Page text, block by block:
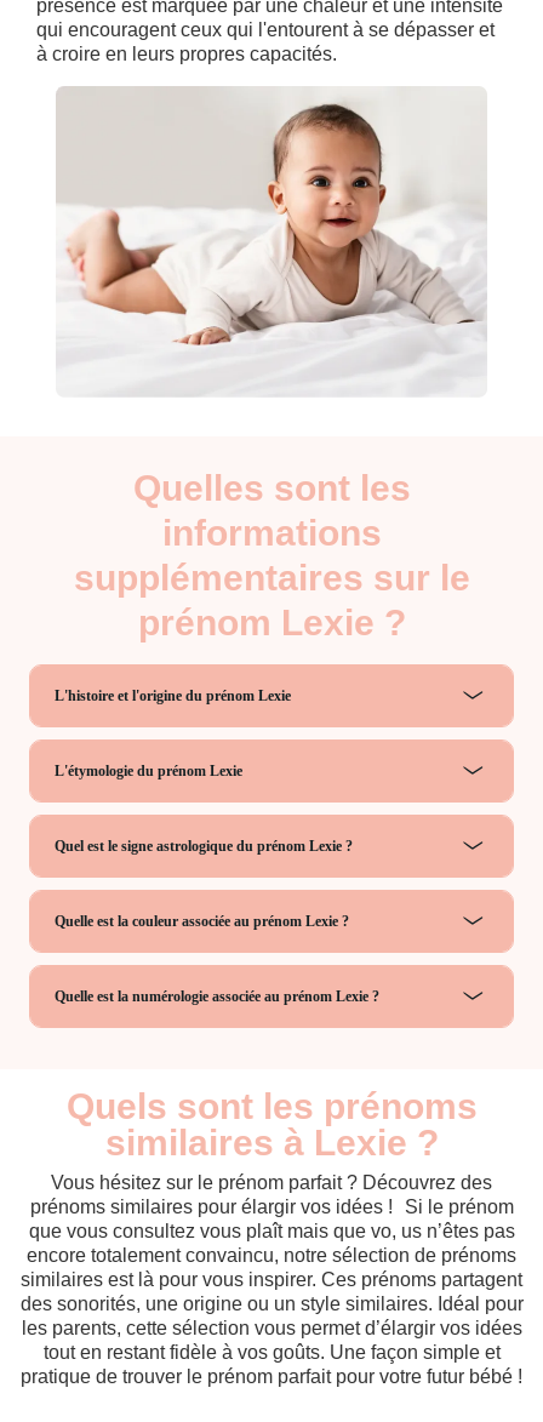
présence est marquée par une chaleur et une intensité
qui encouragent ceux qui l'entourent à se dépasser et
à croire en leurs propres capacités.
Quelles sont les
informations
supplémentaires sur le
prénom Lexie ?
L'histoire et l'origine du prénom Lexie
L'étymologie du prénom Lexie
Quel est le signe astrologique du prénom Lexie ?
Quelle est la couleur associée au prénom Lexie ?
Quelle est la numérologie associée au prénom Lexie ?
Quels sont les prénoms
similaires à Lexie ?
Vous hésitez sur le prénom parfait ? Découvrez des
prénoms similaires pour élargir vos idées ! Si le prénom
que vous consultez vous plaît mais que vo, us n’êtes pas
encore totalement convaincu, notre sélection de prénoms
similaires est là pour vous inspirer. Ces prénoms partagent
des sonorités, une origine ou un style similaires. Idéal pour
les parents, cette sélection vous permet d’élargir vos idées
tout en restant fidèle à vos goûts. Une façon simple et
pratique de trouver le prénom parfait pour votre futur bébé !